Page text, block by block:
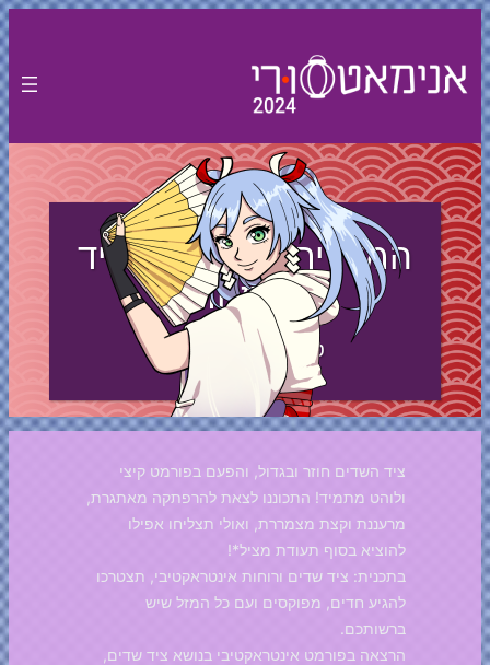
לדלג
לתוכן
המדריך המאתגר לציד
המסחרר
טל חזן ושחר ארגנט
ציד השדים חוזר ובגדול, והפעם בפורמט קיצי
ולוהט מתמיד! התכוננו לצאת להרפתקה מאתגרת,
מרעננת וקצת מצמררת, ואולי תצליחו אפילו
להוציא בסוף תעודת מציל*!
בתכנית: ציד שדים ורוחות אינטראקטיבי, תצטרכו
להגיע חדים, מפוקסים ועם כל המזל שיש
ברשותכם.
הרצאה בפורמט אינטראקטיבי בנושא ציד שדים,